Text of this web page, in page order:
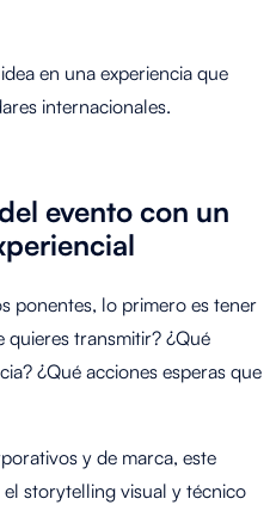
en una experiencia que
internacionales.
evento con un
ponentes, lo primero es tener
quieres transmitir? ¿Qué
¿Qué acciones esperas que
y de marca, este
storytelling visual y técnico